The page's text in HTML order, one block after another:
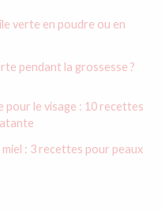
verte en poudre ou en
pendant la grossesse ?
pour le visage : 10 recettes
: 3 recettes pour peaux